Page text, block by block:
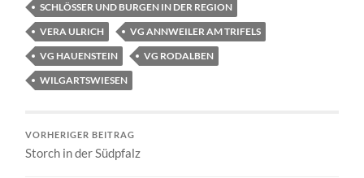
SCHLÖSSER UND BURGEN IN DER REGION
VERA ULRICH
VG ANNWEILER AM TRIFELS
VG HAUENSTEIN
VG RODALBEN
WILGARTSWIESEN
VORHERIGER BEITRAG
Storch in der Südpfalz